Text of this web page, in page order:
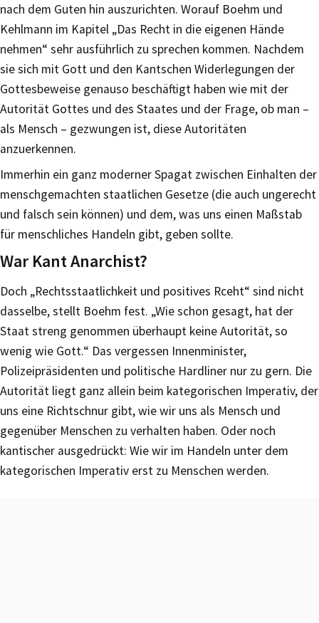
nach dem Guten hin auszurichten. Worauf Boehm und
Kehlmann im Kapitel „Das Recht in die eigenen Hände
nehmen“ sehr ausführlich zu sprechen kommen. Nachdem
sie sich mit Gott und den Kantschen Widerlegungen der
Gottesbeweise genauso beschäftigt haben wie mit der
Autorität Gottes und des Staates und der Frage, ob man –
als Mensch – gezwungen ist, diese Autoritäten
anzuerkennen.
Immerhin ein ganz moderner Spagat zwischen Einhalten der
menschgemachten staatlichen Gesetze (die auch ungerecht
und falsch sein können) und dem, was uns einen Maßstab
für menschliches Handeln gibt, geben sollte.
War Kant Anarchist?
Doch „Rechtsstaatlichkeit und positives Rceht“ sind nicht
dasselbe, stellt Boehm fest. „Wie schon gesagt, hat der
Staat streng genommen überhaupt keine Autorität, so
wenig wie Gott.“ Das vergessen Innenminister,
Polizeipräsidenten und politische Hardliner nur zu gern. Die
Autorität liegt ganz allein beim kategorischen Imperativ, der
uns eine Richtschnur gibt, wie wir uns als Mensch und
gegenüber Menschen zu verhalten haben. Oder noch
kantischer ausgedrückt: Wie wir im Handeln unter dem
kategorischen Imperativ erst zu Menschen werden.